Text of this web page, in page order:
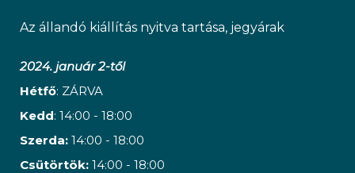
Az állandó kiállítás nyitva tartása, jegyárak
2024. január 2-től
Hétfő: ZÁRVA
Kedd: 14:00 - 18:00
Szerda: 14:00 - 18:00
Csütörtök: 14:00 - 18:00